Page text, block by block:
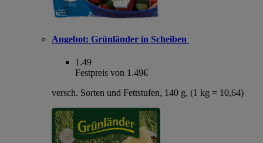
Angebot: Grünländer in Scheiben
1.49
Festpreis von 1.49€
versch. Sorten und Fettstufen, 140 g, (1 kg = 10,64)